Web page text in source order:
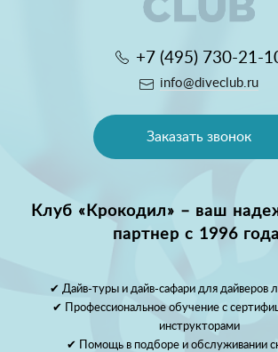
+7 (495) 730-21-
info@diveclub.ru
Заказать звонок
Клуб «Крокодил» – ваш
партнер с 1996
✔ Дайв-туры и дайв-сафари для дайверов
✔ Профессиональное обучение с
инструкторами
✔ Помощь в подборе и обслуживании